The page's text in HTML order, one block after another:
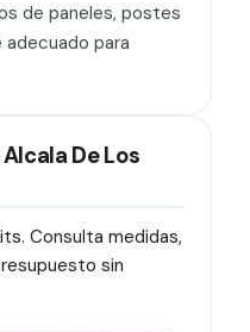
de paneles, postes
para
De Los
Consulta medidas,
sin